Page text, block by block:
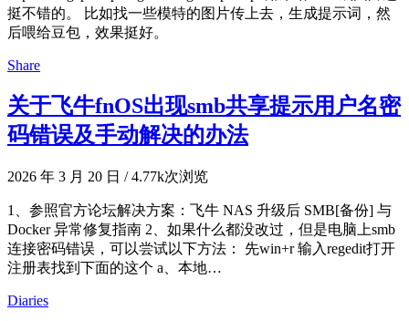
挺不错的。 比如找一些模特的图片传上去，生成提示词，然
后喂给豆包，效果挺好。
Share
关于飞牛fnOS出现smb共享提示用户名密
码错误及手动解决的办法
2026 年 3 月 20 日 /4.77k次浏览
1、参照官方论坛解决方案：飞牛 NAS 升级后 SMB[备份] 与
Docker 异常修复指南 2、如果什么都没改过，但是电脑上smb
连接密码错误，可以尝试以下方法： 先win+r 输入regedit打开
注册表找到下面的这个 a、本地…
Diaries